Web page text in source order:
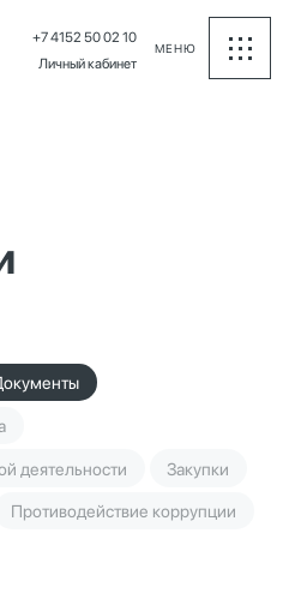
+7 4152 50 02 10
Личный кабинет
МЕНЮ
деятельности Закупки
Противодействие коррупции